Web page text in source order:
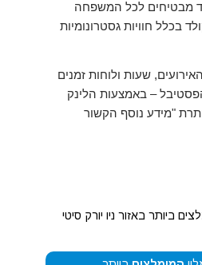
מבטיחים לכל המשפחה
בכלל חוויות גסטרונומיות
שעות ולוחות זמנים
– באמצעות הלינק
"מידע נוסף הקשור
ביותר באזור ניו יורק סיטי